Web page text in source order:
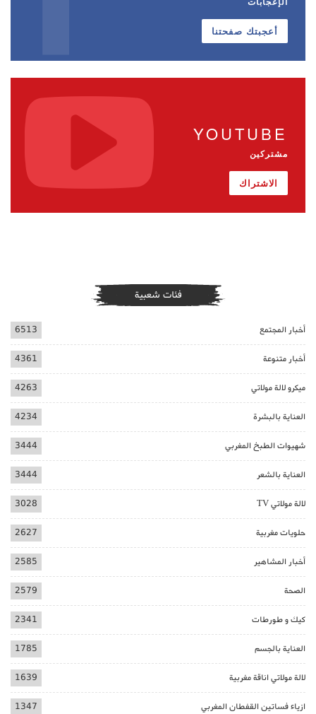
أعجبتك صفحتنا
YOUTUBE
مشتركين
الاشتراك
فئات شعبية
أخبار المجتمع 6513
أخبار متنوعة 4361
ميكرو لالة مولاتي 4263
العناية بالبشرة 4234
شهيوات الطبخ المغربي 3444
العناية بالشعر 3444
لالة مولاتي TV 3028
حلويات مغربية 2627
أخبار المشاهير 2585
الصحة 2579
كيك و طورطات 2341
العناية بالجسم 1785
لالة مولاتي اناقة مغربية 1639
ازياء فساتين القفطان المغربي 1347